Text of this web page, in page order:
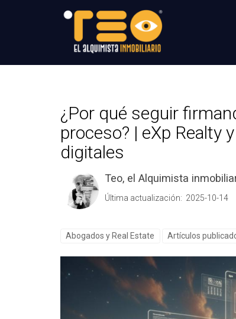
¿Por qué seguir
proceso? | eXp Realty
digitales
Teo, el Alquimista
Última actualización: 2025-10-14
Abogados y Real Estate Artículos